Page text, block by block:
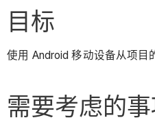
目标
使用 Android 移动设备从项目
需要考虑的